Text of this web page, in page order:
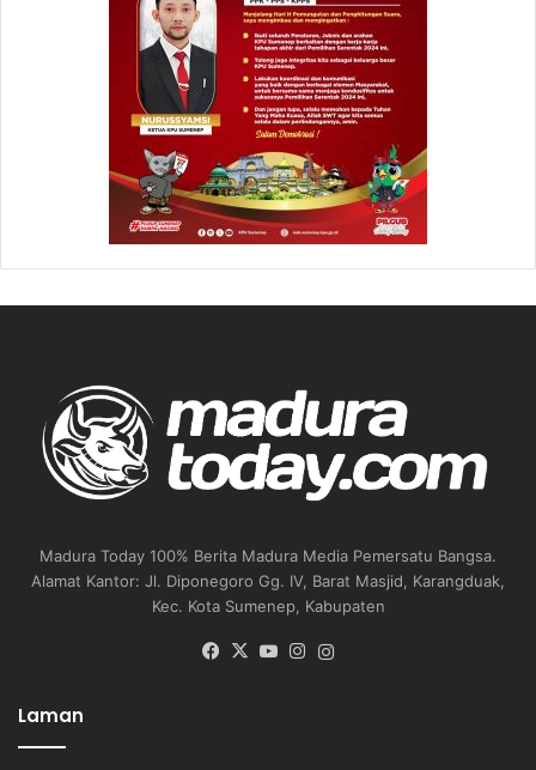
Madura Today 100% Berita Madura Media Pemersatu Bangsa.
Alamat Kantor: Jl. Diponegoro Gg. IV, Barat Masjid, Karangduak,
Kec. Kota Sumenep, Kabupaten
Facebook
X YouTubeInstagram
Laman